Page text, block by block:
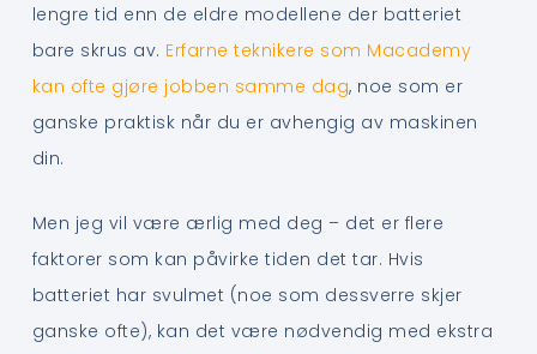
lengre tid enn de eldre modellene der batteriet
bare skrus av. Erfarne teknikere som Macademy
kan ofte gjøre jobben samme dag, noe som er
ganske praktisk når du er avhengig av maskinen
din.
Men jeg vil være ærlig med deg – det er flere
faktorer som kan påvirke tiden det tar. Hvis
batteriet har svulmet (noe som dessverre skjer
ganske ofte), kan det være nødvendig med ekstra